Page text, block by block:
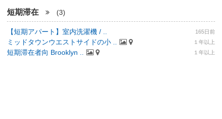
短期滞在 (3)
【短期アパート】室内洗濯機 / .. 165日前
ミッドタウンウエストサイドの小 .. １年以上
短期滞在者向 Brooklyn .. １年以上